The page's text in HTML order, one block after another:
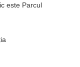
este Parcul